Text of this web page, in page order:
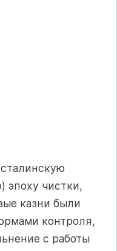
эпоху чистки,
казни были
контроля,
с ра­боты